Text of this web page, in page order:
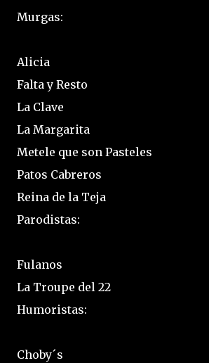
Murgas:
Alicia
Falta y Resto
La Clave
La Margarita
Metele que son Pasteles
Patos Cabreros
Reina de la Teja
Parodistas:
Fulanos
La Troupe del 22
Humoristas:
Choby´s